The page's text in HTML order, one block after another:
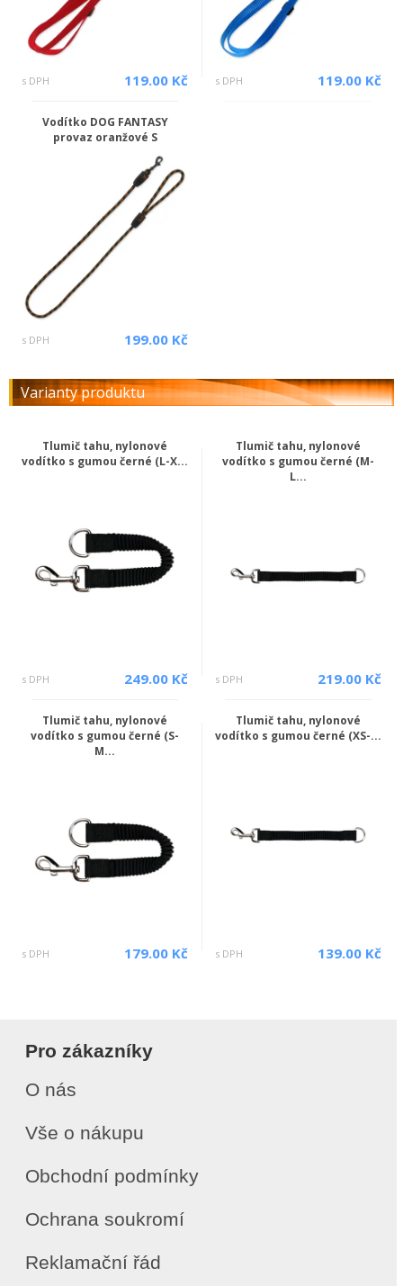
s DPH 119.00 Kč s DPH 119.00 Kč
Vodítko DOG FANTASY
provaz oranžové S
s DPH 199.00 Kč
Varianty produktu
Tlumič tahu, nylonové
vodítko s gumou černé (L-X...
s DPH 249.00 Kč
Tlumič tahu, nylonové
vodítko s gumou černé (M-
L...
s DPH 219.00 Kč
Tlumič tahu, nylonové
vodítko s gumou černé (S-
M...
s DPH 179.00 Kč
Tlumič tahu, nylonové
vodítko s gumou černé (XS-...
s DPH 139.00 Kč
Pro zákazníky
O nás
Vše o nákupu
Obchodní podmínky
Ochrana soukromí
Reklamační řád